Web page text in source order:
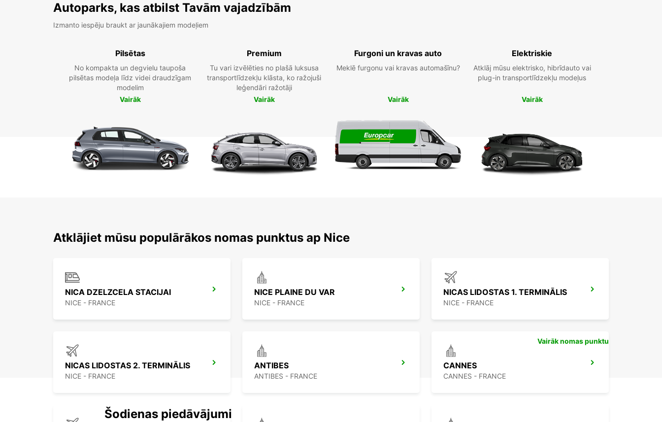
Autoparks, kas atbilst Tavām vajadzībām
Izmanto iespēju braukt ar jaunākajiem modeļiem
Pilsētas
No kompakta un degvielu taupoša
pilsētas modeļa līdz videi draudzīgam
modelim
Vairāk
Premium
Tu vari izvēlēties no plašā luksusa
transportlīdzekļu klāsta, ko ražojuši
leģendāri ražotāji
Vairāk
Furgoni un kravas auto
Meklē furgonu vai kravas automašīnu?
Vairāk
Elektriskie
Atklāj mūsu elektrisko, hibrīdauto vai
plug-in transportlīdzekļu modeļus
Vairāk
Atklājiet mūsu populārākos nomas punktus ap Nice
NICA DZELZCELA STACIJAI
NICE - FRANCE
NICE PLAINE DU VAR
NICE - FRANCE
NICAS LIDOSTAS 1. TERMINĀLIS
NICE - FRANCE
NICAS LIDOSTAS 2. TERMINĀLIS
NICE - FRANCE
ANTIBES
ANTIBES - FRANCE
CANNES
CANNES - FRANCE
Vairāk nomas punktu
Šodienas piedāvājumi